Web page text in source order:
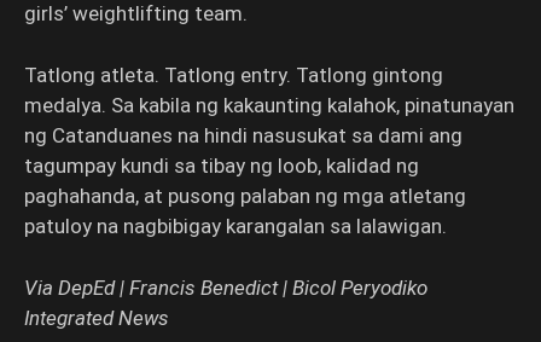
girls’ weightlifting team.
Tatlong atleta. Tatlong entry. Tatlong gintong
medalya. Sa kabila ng kakaunting kalahok, pinatunayan
ng Catanduanes na hindi nasusukat sa dami ang
tagumpay kundi sa tibay ng loob, kalidad ng
paghahanda, at pusong palaban ng mga atletang
patuloy na nagbibigay karangalan sa lalawigan.
Via DepEd | Francis Benedict | Bicol Peryodiko
Integrated News